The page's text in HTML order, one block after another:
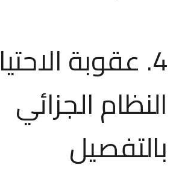
4. عقوبة
النظام الجزائي
بالتفصيل